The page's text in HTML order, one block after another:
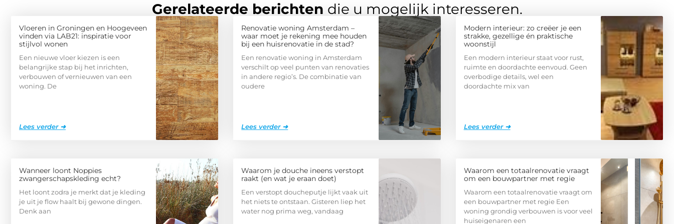
Gerelateerde berichten die u mogelijk interesseren.
Vloeren in Groningen en Hoogeveen
vinden via LAB21: inspiratie voor
stijlvol wonen
Een nieuwe vloer kiezen is een
belangrijke stap bij het inrichten,
verbouwen of vernieuwen van een
woning. De
Lees verder ➜
Renovatie woning Amsterdam –
waar moet je rekening mee houden
bij een huisrenovatie in de stad?
Een renovatie woning in Amsterdam
verschilt op veel punten van renovaties
in andere regio’s. De combinatie van
oudere
Lees verder ➜
Modern interieur: zo creëer je een
strakke, gezellige én praktische
woonstijl
Een modern interieur staat voor rust,
ruimte en doordachte eenvoud. Geen
overbodige details, wel een
doordachte mix van
Lees verder ➜
Wanneer loont Noppies
zwangerschapskleding echt?
Het loont zodra je merkt dat je kleding
je uit je flow haalt bij gewone dingen.
Denk aan
Waarom je douche ineens verstopt
raakt (en wat je eraan doet)
Een verstopt doucheputje lijkt vaak uit
het niets te ontstaan. Gisteren liep het
water nog prima weg, vandaag
Waarom een totaalrenovatie vraagt
om een bouwpartner met regie
Waarom een totaalrenovatie vraagt om
een bouwpartner met regie Een
woning grondig verbouwen is voor veel
huiseigenaren een